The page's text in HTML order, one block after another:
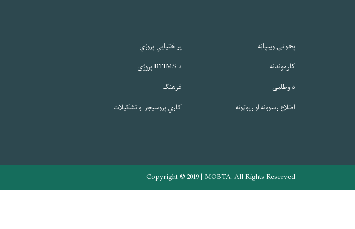
پخوانۍ ویبپاڼه
کارموندنه
داوطلبۍ
اطلاع رسوونه او رپوټونه
پراختیایي پروژې
د BTIMS پروژي
فرهنګ
کاري پروسیجر او تشکیلات
Copyright © 2019 | MOBTA. All Rights Reserved